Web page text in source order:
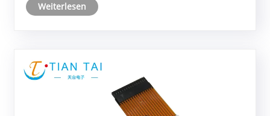
Designüberlegungen kapazitiver Schaltkreise
Weiterlesen